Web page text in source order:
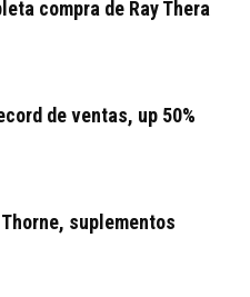
compra de Ray Thera
de ventas, up 50%
suplementos